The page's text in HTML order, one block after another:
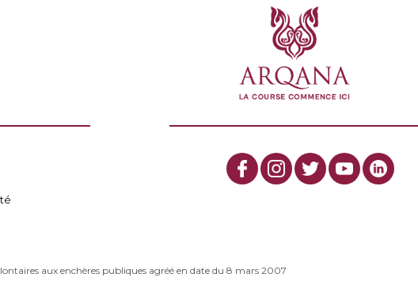
aux enchères publiques agréé en date du 8 mars 2007